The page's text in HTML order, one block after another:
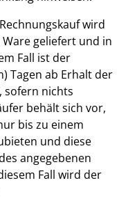
wird
geliefert und in
Fall ist der
Tagen ab Erhalt der
sofern nichts
behält sich vor,
bis zu einem
und diese
angegebenen
Fall wird der